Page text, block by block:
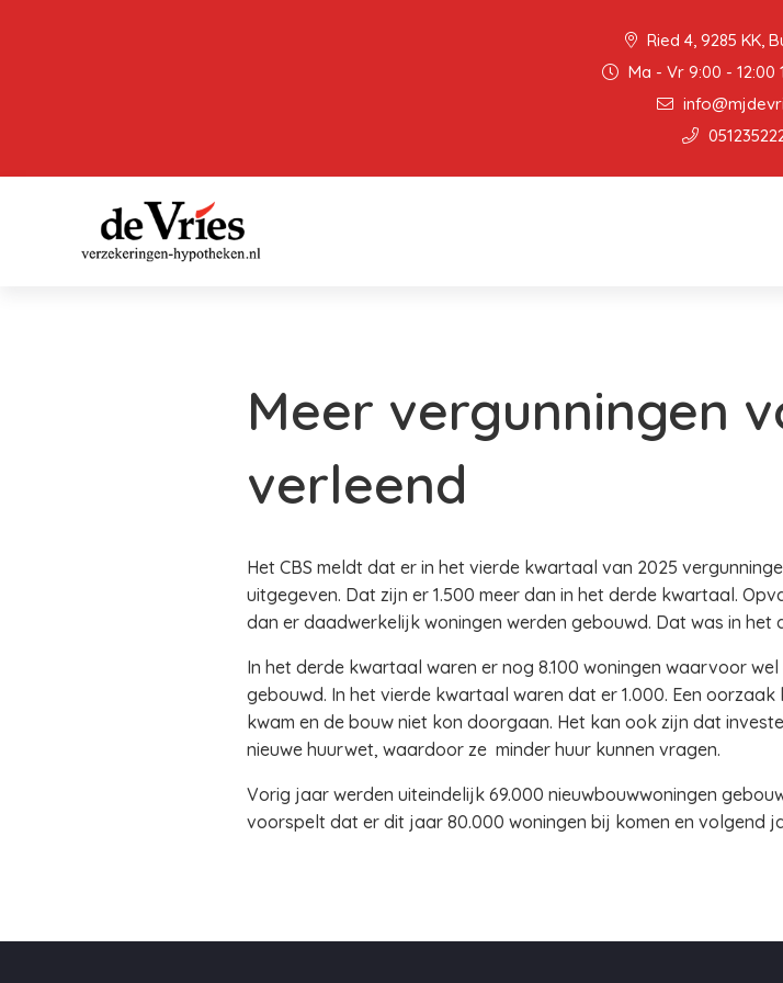
Ried 4, 9285 KK,
Ma - Vr 9:00 - 12:00
Meer vergunningen
verleend
Het CBS meldt dat er in het vierde kwartaal van 2025
uitgegeven. Dat zijn er 1.500 meer dan in het derde kwartaal.
dan er daadwerkelijk woningen werden gebouwd. Dat was in het
In het derde kwartaal waren er nog 8.100 woningen waarvoor
gebouwd. In het vierde kwartaal waren dat er 1.000. Een
kwam en de bouw niet kon doorgaan. Het kan ook zijn dat
nieuwe huurwet, waardoor ze minder huur kunnen vragen.
Vorig jaar werden uiteindelijk 69.000 nieuwbouwwoningen
voorspelt dat er dit jaar 80.000 woningen bij komen en volgend